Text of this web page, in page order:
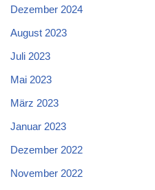
Dezember 2024
August 2023
Juli 2023
Mai 2023
März 2023
Januar 2023
Dezember 2022
November 2022